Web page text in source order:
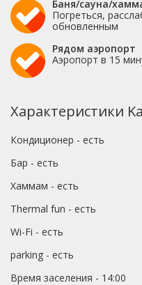
Баня/сауна/
Погреться,
обновленным
Рядом аэропорт
Аэропорт в 15
Характеристики
Кондиционер - есть
Бар - есть
Хаммам - есть
Thermal fun - есть
Wi-Fi - есть
parking - есть
Время заселения - 14:00